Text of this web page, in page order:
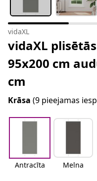
vidaXL
vidaXL
95x200 cm
cm
Krāsa (9 pieejamas
Antracīta Melna